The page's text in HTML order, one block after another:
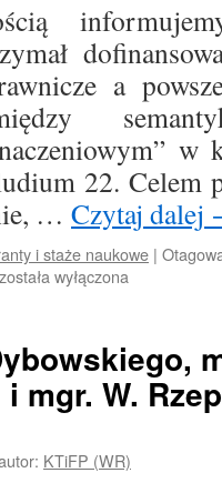
a
w
22. Celem
… Czytaj dalej
i staże naukowe |
mgr
została wyłączona
mgr. W.
KTiFP (WR)